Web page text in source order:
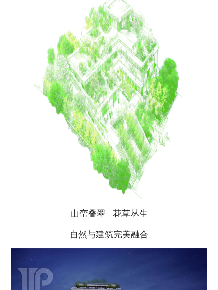
山峦叠翠 花草丛生
自然与建筑完美融合